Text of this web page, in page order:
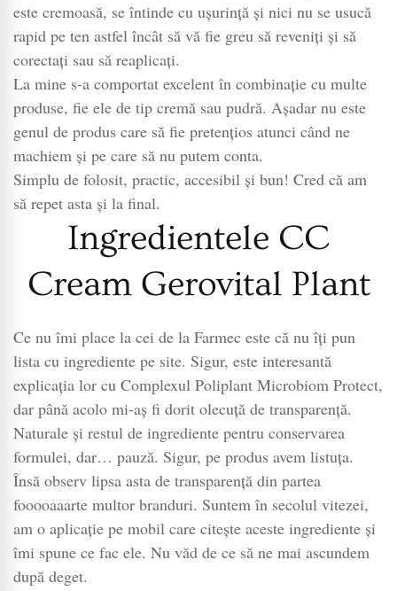
este cremoasă, se întinde cu ușurință și nici nu se usucă
rapid pe ten astfel încât să vă fie greu să reveniți și să
corectați sau să reaplicați.
La mine s-a comportat excelent în combinație cu multe
produse, fie ele de tip cremă sau pudră. Așadar nu este
genul de produs care să fie pretențios atunci când ne
machiem și pe care să nu putem conta.
Simplu de folosit, practic, accesibil și bun! Cred că am
să repet asta și la final.
Ingredientele CC
Cream Gerovital Plant
Ce nu îmi place la cei de la Farmec este că nu îți pun
lista cu ingrediente pe site. Sigur, este interesantă
explicația lor cu Complexul Poliplant Microbiom Protect,
dar până acolo mi-aș fi dorit olecuță de transparență.
Naturale și restul de ingrediente pentru conservarea
formulei, dar… pauză. Sigur, pe produs avem listuța.
Însă observ lipsa asta de transparență din partea
fooooaaarte multor branduri. Suntem în secolul vitezei,
am o aplicație pe mobil care citește aceste ingrediente și
îmi spune ce fac ele. Nu văd de ce să ne mai ascundem
după deget.